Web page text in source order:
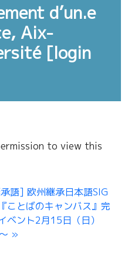
d’un.e
Aix-
[login
to view this
語] 欧州継承日本語SIG
ことばのキャンバス』完
ベント2月15日（日）